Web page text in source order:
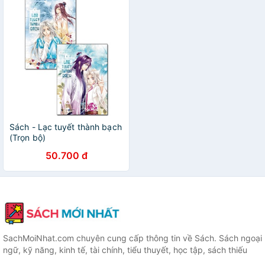
Sách - Lạc tuyết thành bạch
(Trọn bộ)
50.700 đ
SachMoiNhat.com chuyên cung cấp thông tin về Sách. Sách ngoại
ngữ, kỹ năng, kinh tế, tài chính, tiểu thuyết, học tập, sách thiếu